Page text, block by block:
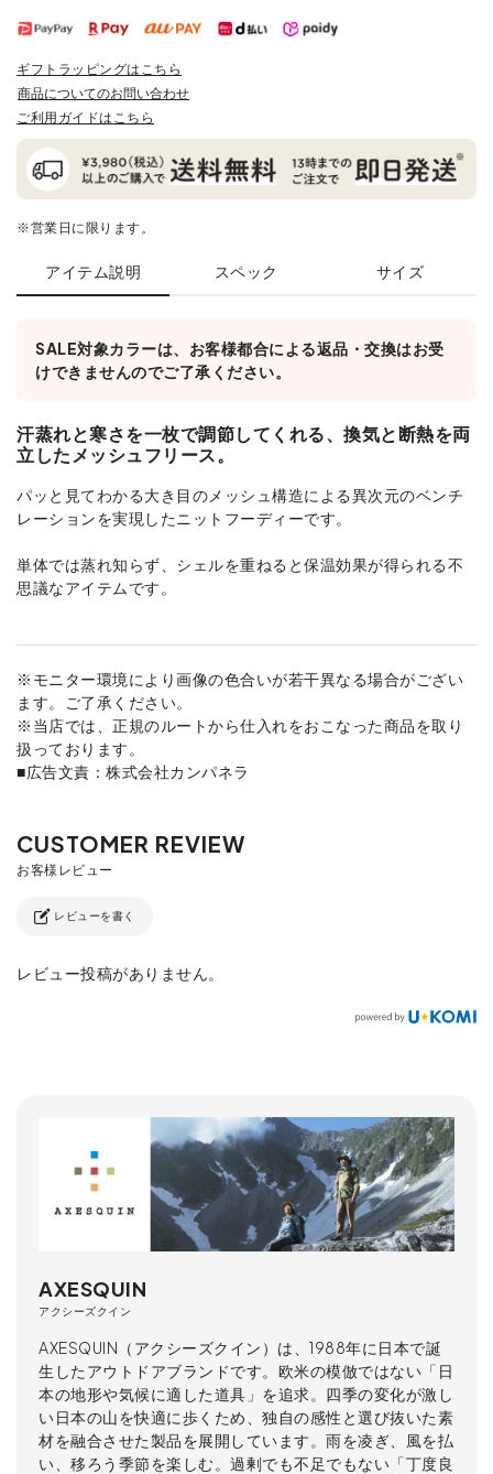
ギフトラッピングはこちら
商品についてのお問い合わせ
ご利用ガイドはこちら
※営業日に限ります。
アイテム説明 スペック サイズ
SALE対象カラーは、お客様都合による返品・交換はお受
けできませんのでご了承ください。
汗蒸れと寒さを一枚で調節してくれる、換気と断熱を両
立したメッシュフリース。
パッと見てわかる大き目のメッシュ構造による異次元のベンチ
レーションを実現したニットフーディーです。
単体では蒸れ知らず、シェルを重ねると保温効果が得られる不
思議なアイテムです。
※モニター環境により画像の色合いが若干異なる場合がござい
ます。ご了承ください。
※当店では、正規のルートから仕入れをおこなった商品を取り
扱っております。
■広告文責：株式会社カンパネラ
レビューを書く
レビュー投稿がありません。
AXESQUIN
アクシーズクイン
AXESQUIN（アクシーズクイン）は、1988年に日本で誕
生したアウトドアブランドです。欧米の模倣ではない「日
本の地形や気候に適した道具」を追求。四季の変化が激し
い日本の山を快適に歩くため、独自の感性と選び抜いた素
材を融合させた製品を展開しています。雨を凌ぎ、風を払
い、移ろう季節を楽しむ。過剰でも不足でもない「丁度良